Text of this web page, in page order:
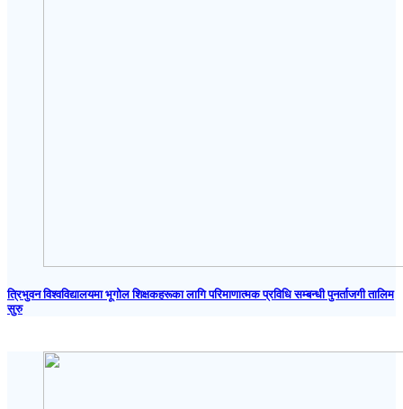
त्रिभुवन विश्वविद्यालयमा भूगोल शिक्षकहरूका लागि परिमाणात्मक प्रविधि सम्बन्धी पुनर्ताजगी तालिम
सुरु